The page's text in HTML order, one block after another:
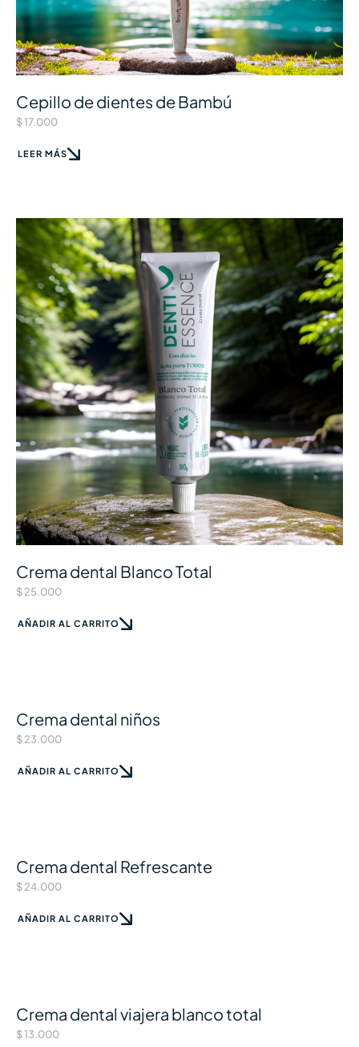
Cepillo de dientes de Bambú
$17.000
LEER MÁS
Crema dental Blanco Total
$25.000
AÑADIR AL CARRITO
Crema dental niños
$23.000
AÑADIR AL CARRITO
Crema dental Refrescante
$24.000
AÑADIR AL CARRITO
Crema dental viajera blanco total
$13.000